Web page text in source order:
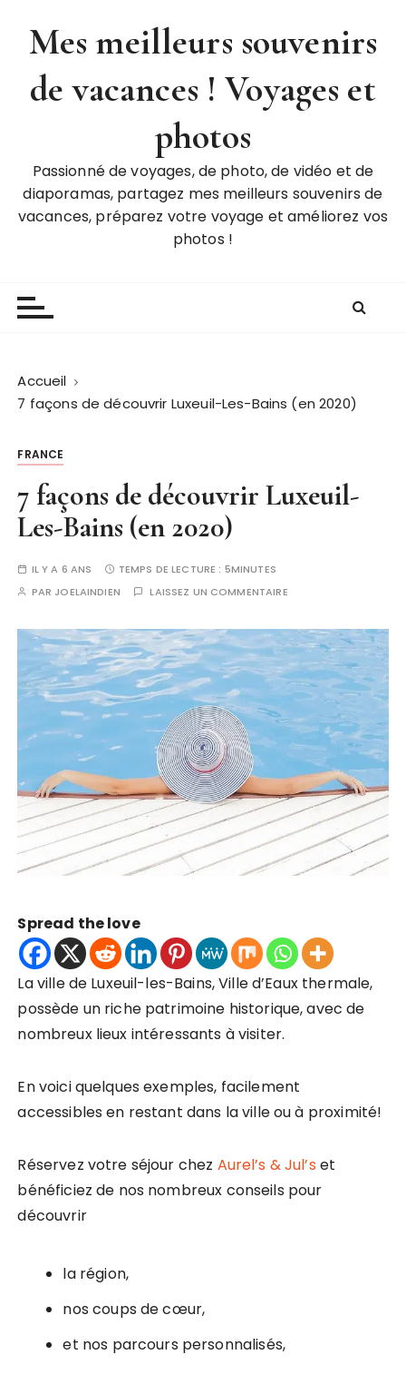
Mes meilleurs souvenirs
de vacances ! Voyages et
photos
Passionné de voyages, de photo, de vidéo et de
diaporamas, partagez mes meilleurs souvenirs de
vacances, préparez votre voyage et améliorez vos
photos !
Accueil
7 façons de découvrir Luxeuil-Les-Bains (en 2020)
FRANCE
7 façons de découvrir Luxeuil-
Les-Bains (en 2020)
IL Y A 6 ANS TEMPS DE LECTURE : 5MINUTES
PAR JOELAINDIEN LAISSEZ UN COMMENTAIRE
Spread the love
La ville de Luxeuil-les-Bains, Ville d’Eaux thermale,
possède un riche patrimoine historique, avec de
nombreux lieux intéressants à visiter.
En voici quelques exemples, facilement
accessibles en restant dans la ville ou à proximité!
Réservez votre séjour chez Aurel’s & Jul’s et
bénéficiez de nos nombreux conseils pour
découvrir
la région,
nos coups de cœur,
et nos parcours personnalisés,